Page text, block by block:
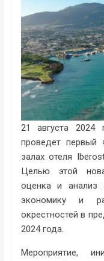
21 августа
проведет первый
залах отеля
Целью этой
оценка и анализ
экономику и
окрестностей в
2024 года.
Мероприятие,